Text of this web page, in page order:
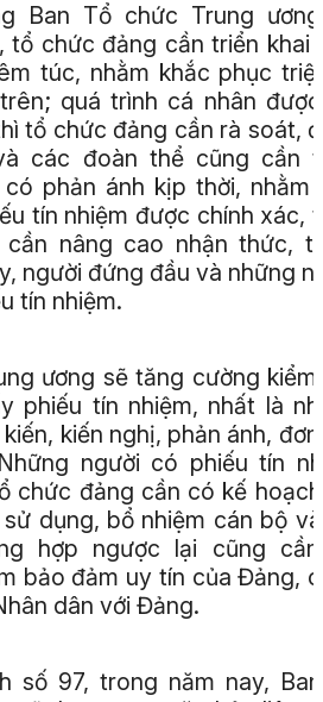
Ban Tổ chức Trung
tổ chức đảng cần triển khai
túc, nhằm khắc phục
quá trình cá nhân
tổ chức đảng cần rà soát,
các đoàn thể cũng cần
phản ánh kịp thời, nhằm
tín nhiệm được chính xác,
nâng cao nhận thức,
người đứng đầu và những
tín nhiệm.
ương sẽ tăng cường
phiếu tín nhiệm, nhất là
kiến nghị, phản ánh,
người có phiếu tín
chức đảng cần có kế
dụng, bổ nhiệm cán bộ
hợp ngược lại cũng
bảo đảm uy tín của Đảng,
dân với Đảng.
số 97, trong năm nay,